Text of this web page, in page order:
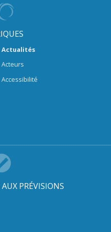
Actualités
Acteurs
Accessibilité
PRÉVISIONS